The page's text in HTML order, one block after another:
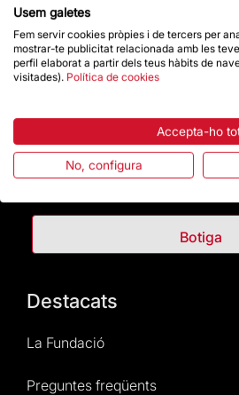
Contacte
Dona un
Botiga
Destacats
La Fundació
Preguntes freqüents
Usem galetes
Fem servir cookies pròpies i de tercers per
mostrar-te publicitat relacionada amb les
perfil elaborat a partir dels teus hàbits de
visitades). Política de cookies
Accepta-ho
No, configura